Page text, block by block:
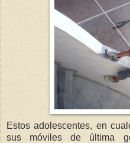
Estos adolescentes, en
sus móviles de última